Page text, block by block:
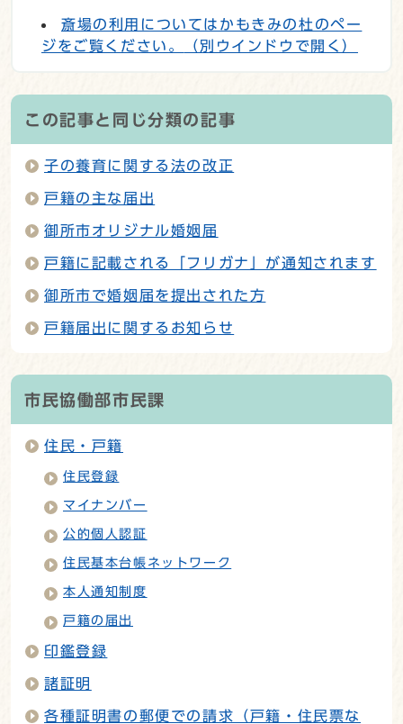
斎場の利用についてはかもきみの杜のペー
ジをご覧ください。
（別ウインドウで開く）
この記事と同じ分類の記事
子の養育に関する法の改正
戸籍の主な届出
御所市オリジナル婚姻届
戸籍に記載される「フリガナ」が通知されます
御所市で婚姻届を提出された方
戸籍届出に関するお知らせ
市民協働部市民課
住民・戸籍
住民登録
マイナンバー
公的個人認証
住民基本台帳ネットワーク
本人通知制度
戸籍の届出
印鑑登録
諸証明
各種証明書の郵便での請求（戸籍・住民票な